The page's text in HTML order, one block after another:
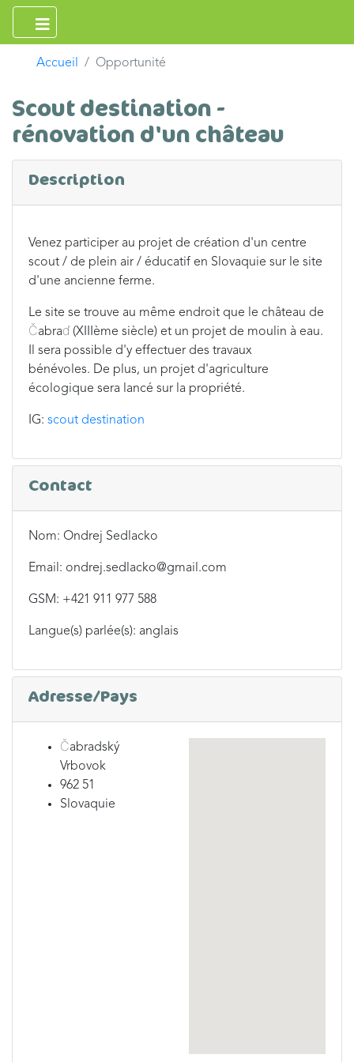
Accueil Opportunité
Scout destination -
rénovation d'un château
Description
Venez participer au projet de création d'un centre
scout / de plein air / éducatif en Slovaquie sur le site
d'une ancienne ferme.
Le site se trouve au même endroit que le château de
Čabraď (XIIIème siècle) et un projet de moulin à eau.
Il sera possible d'y effectuer des travaux
bénévoles. De plus, un projet d'agriculture
écologique sera lancé sur la propriété.
IG: scout destination
Contact
Nom: Ondrej Sedlacko
Email: ondrej.sedlacko@gmail.com
GSM: +421 911 977 588
Langue(s) parlée(s): anglais
Adresse/Pays
Čabradský
Vrbovok
962 51
Slovaquie